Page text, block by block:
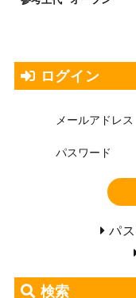
ログイン
メールアドレス
パスワード
パ
検索